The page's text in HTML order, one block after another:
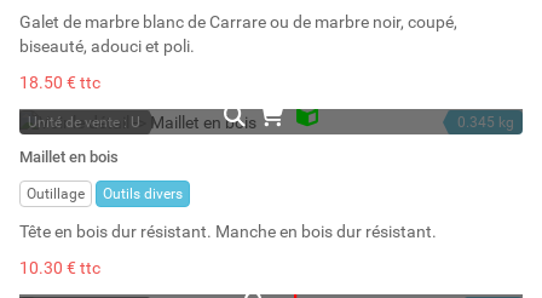
Galet de marbre blanc de Carrare ou de marbre noir, coupé,
biseauté, adouci et poli.
18.50 € ttc
Unité de vente : U
En stock
Stock : 9
0.345 kg
Maillet en bois
Outillage Outils divers
Tête en bois dur résistant. Manche en bois dur résistant.
10.30 € ttc